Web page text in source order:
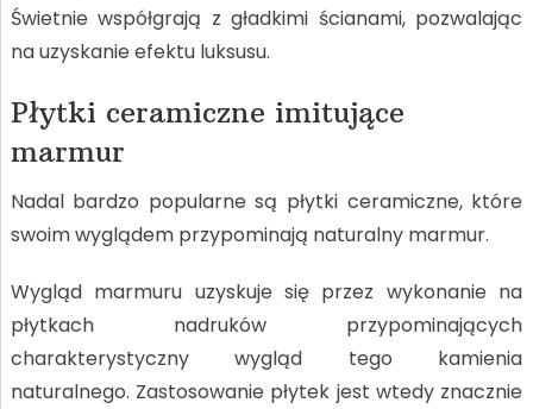
Świetnie współgrają z gładkimi ścianami, pozwalając
na uzyskanie efektu luksusu.
Płytki ceramiczne imitujące
marmur
Nadal bardzo popularne są płytki ceramiczne, które
swoim wyglądem przypominają naturalny marmur.
Wygląd marmuru uzyskuje się przez wykonanie na
płytkach nadruków przypominających
charakterystyczny wygląd tego kamienia
naturalnego. Zastosowanie płytek jest wtedy znacznie